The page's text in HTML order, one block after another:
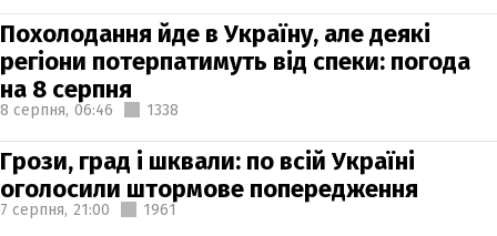
Похолодання йде в Україну, але деякі
регіони потерпатимуть від спеки: погода
на 8 серпня
8 серпня, 06:46 1338
Грози, град і шквали: по всій Україні
оголосили штормове попередження
7 серпня, 21:00 1961